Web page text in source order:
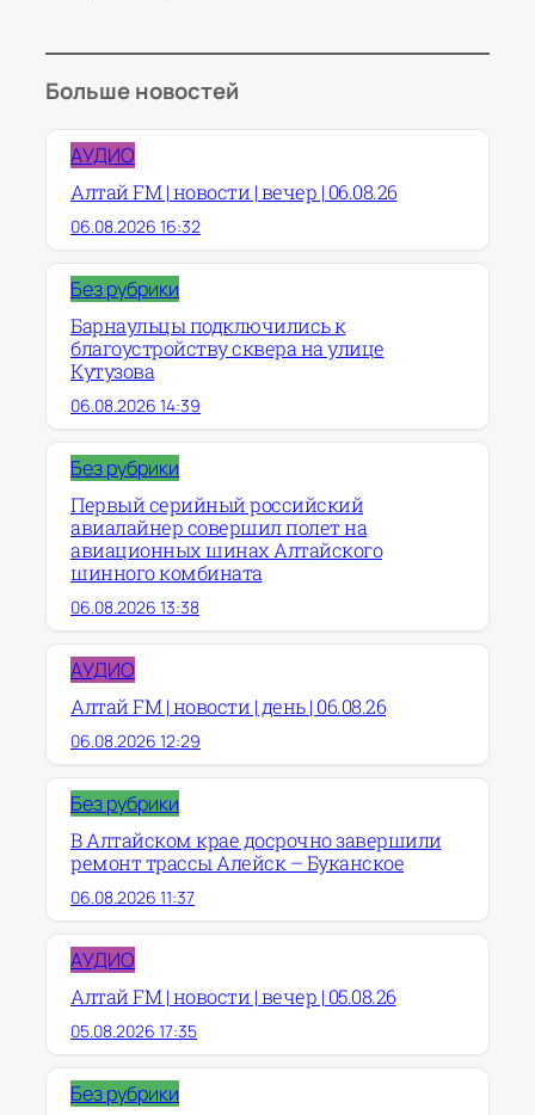
Больше новостей
АУДИО
Алтай FM | новости | вечер | 06.08.26
06.08.2026 16:32
Без рубрики
Барнаульцы подключились к
благоустройству сквера на улице
Кутузова
06.08.2026 14:39
Без рубрики
Первый серийный российский
авиалайнер совершил полет на
авиационных шинах Алтайского
шинного комбината
06.08.2026 13:38
АУДИО
Алтай FM | новости | день | 06.08.26
06.08.2026 12:29
Без рубрики
В Алтайском крае досрочно завершили
ремонт трассы Алейск – Буканское
06.08.2026 11:37
АУДИО
Алтай FM | новости | вечер | 05.08.26
05.08.2026 17:35
Без рубрики